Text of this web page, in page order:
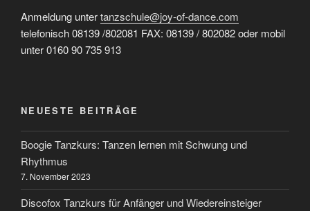
Anmeldung untertanzschule@joy-of-dance.com
telefonisch 08139 /802081 FAX: 08139 / 802082 oder mobil
unter 0160 90 735 913
NEUESTE BEITRÄGE
Boogie Tanzkurs: Tanzen lernen mit Schwung und
Rhythmus
7. November 2023
Discofox Tanzkurs für Anfänger und Wiedereinsteiger